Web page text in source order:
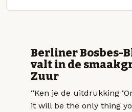
Berliner Bosbes-
valt in de
Zuur
“Ken je de uitdrukking
it will be the only thing